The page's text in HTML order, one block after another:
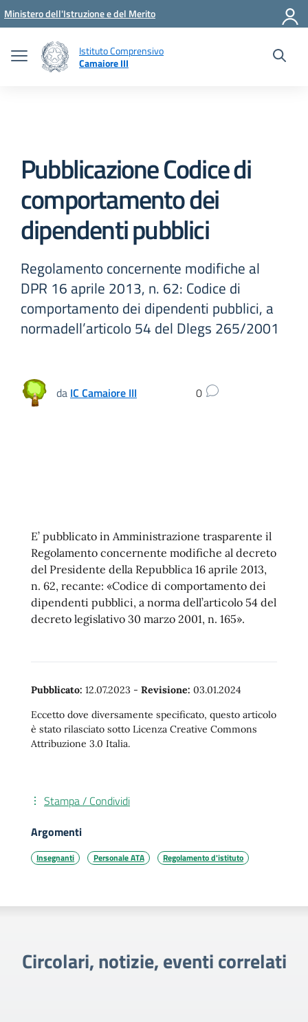
Vai ai contenuti
Vai al menu di navigazione
Vai al footer
Ministero dell'Istruzione e del Merito
Istituto Comprensivo
Camaiore III
Pubblicazione Codice di
comportamento dei
dipendenti pubblici
Regolamento concernente modifiche al
DPR 16 aprile 2013, n. 62: Codice di
comportamento dei dipendenti pubblici, a
normadell’articolo 54 del Dlegs 265/2001
da IC Camaiore III 0
E’ pubblicato in Amministrazione trasparente il
Regolamento concernente modifiche al decreto
del Presidente della Repubblica 16 aprile 2013,
n. 62, recante: «Codice di comportamento dei
dipendenti pubblici, a norma dell’articolo 54 del
decreto legislativo 30 marzo 2001, n. 165».
Pubblicato: 12.07.2023 - Revisione: 03.01.2024
Eccetto dove diversamente specificato, questo articolo
è stato rilasciato sotto Licenza Creative Commons
Attribuzione 3.0 Italia.
Stampa / Condividi
Argomenti
Insegnanti Personale ATA Regolamento d'istituto
Circolari, notizie, eventi correlati